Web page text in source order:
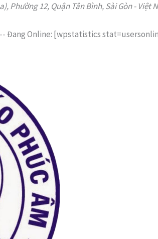
Phường 12, Quận Tân Bình, Sài Gòn - Việt
Đang Online: [wpstatistics